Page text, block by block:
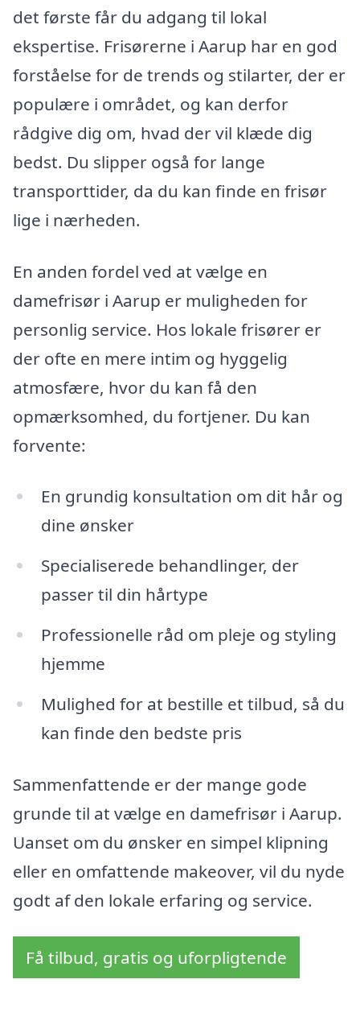
det første får du adgang til lokal
ekspertise. Frisørerne i Aarup har en god
forståelse for de trends og stilarter, der er
populære i området, og kan derfor
rådgive dig om, hvad der vil klæde dig
bedst. Du slipper også for lange
transporttider, da du kan finde en frisør
lige i nærheden.
En anden fordel ved at vælge en
damefrisør i Aarup er muligheden for
personlig service. Hos lokale frisører er
der ofte en mere intim og hyggelig
atmosfære, hvor du kan få den
opmærksomhed, du fortjener. Du kan
forvente:
En grundig konsultation om dit hår og
dine ønsker
Specialiserede behandlinger, der
passer til din hårtype
Professionelle råd om pleje og styling
hjemme
Mulighed for at bestille et tilbud, så du
kan finde den bedste pris
Sammenfattende er der mange gode
grunde til at vælge en damefrisør i Aarup.
Uanset om du ønsker en simpel klipning
eller en omfattende makeover, vil du nyde
godt af den lokale erfaring og service.
Få tilbud, gratis og uforpligtende